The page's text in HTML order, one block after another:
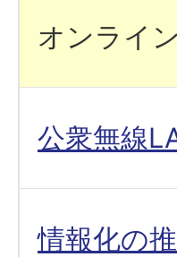
オンライ
公衆無線
情報化の